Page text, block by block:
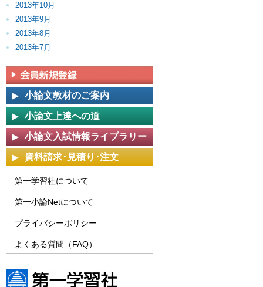
2013年10月
2013年9月
2013年8月
2013年7月
小論文教材のご案内
小論文上達への道
小論文入試情報ライブラリー
資料請求･見積り･注文
第一学習社について
第一小論Netについて
プライバシーポリシー
よくある質問（FAQ）